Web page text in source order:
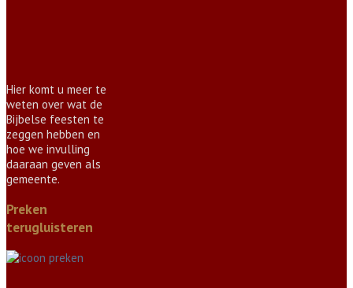
Hier komt u meer te
weten over wat de
Bijbelse feesten te
zeggen hebben en
hoe we invulling
daaraan geven als
gemeente.
Preken
terugluisteren